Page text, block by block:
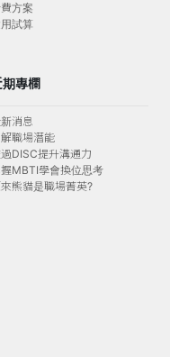
方案
試算
專欄
消息
職場潛能
DISC提升溝通力
MBTI學會換位思考
熊貓是職場菁英?